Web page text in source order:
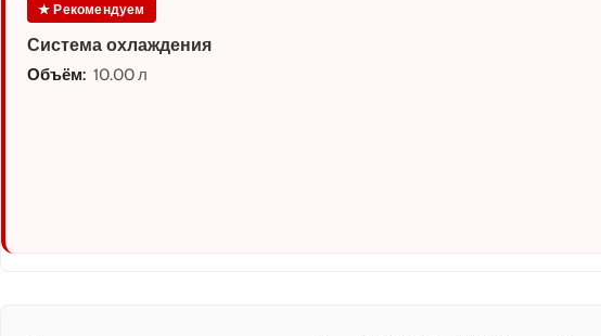
★ Рекомендуем
Система охлаждения
Объём: 10.00 л